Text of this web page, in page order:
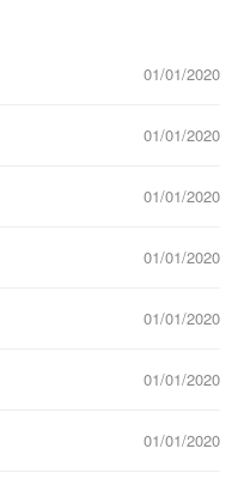
01/01/2020
01/01/2020
01/01/2020
01/01/2020
01/01/2020
01/01/2020
01/01/2020